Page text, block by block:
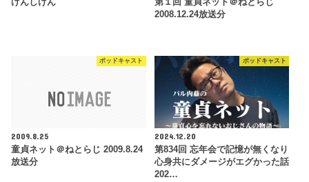
げんしけん
第１回 童貞ネット＠ねとらじ
2008.12.24放送分
ポッドキャスト
2009.8.25
童貞ネット＠ねとらじ 2009.8.24
放送分
ポッドキャスト
2024.12.20
第834回 忘年会で記憶が無くなり
心身共にダメージがエグかった話
202…